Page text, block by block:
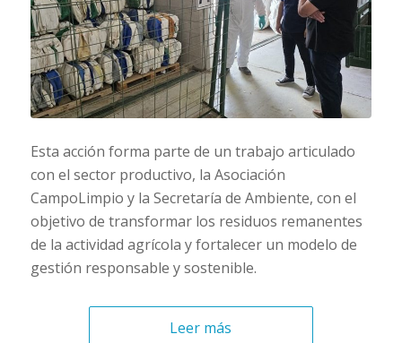
Esta acción forma parte de un trabajo articulado
con el sector productivo, la Asociación
CampoLimpio y la Secretaría de Ambiente, con el
objetivo de transformar los residuos remanentes
de la actividad agrícola y fortalecer un modelo de
gestión responsable y sostenible.
Leer más